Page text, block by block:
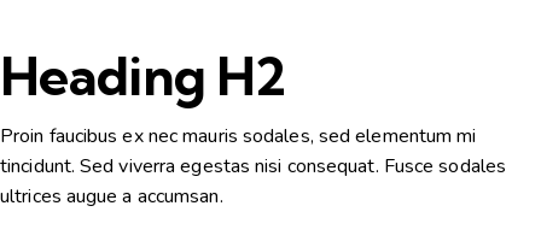
Heading H2
Proin faucibus ex nec mauris sodales, sed elementum mi
tincidunt. Sed viverra egestas nisi consequat. Fusce sodales
ultrices augue a accumsan.